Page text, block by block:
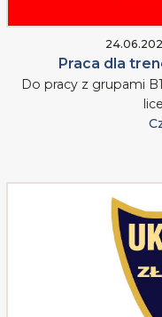
Praca dla
Do pracy z grupami